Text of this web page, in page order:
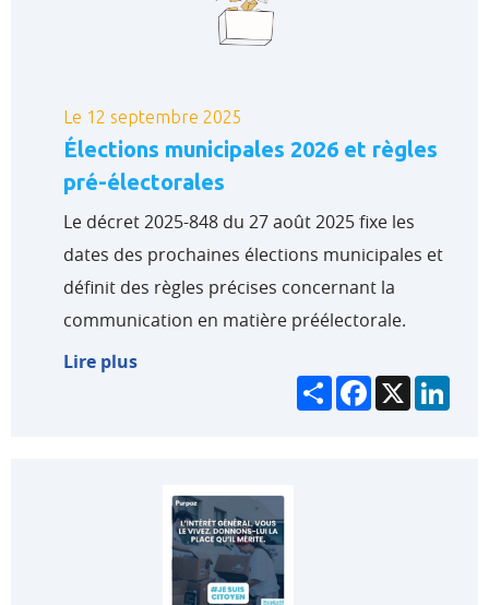
Le 12 septembre 2025
Élections municipales 2026 et règles
pré-électorales
Le décret 2025-848 du 27 août 2025 fixe les
dates des prochaines élections municipales et
définit des règles précises concernant la
communication en matière préélectorale.
Lire plus
PartagerFacebook
X